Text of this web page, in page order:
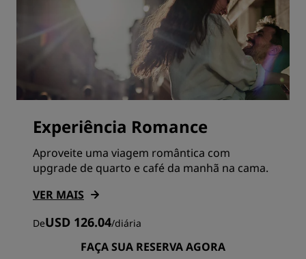
Experiência Romance
Aproveite uma viagem romântica com
upgrade de quarto e café da manhã na cama.
VER MAIS
DeUSD 126.04/diária
FAÇA SUA RESERVA AGORA